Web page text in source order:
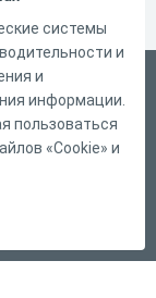
системы
и
и
информации.
пользоваться
«Cookie» и